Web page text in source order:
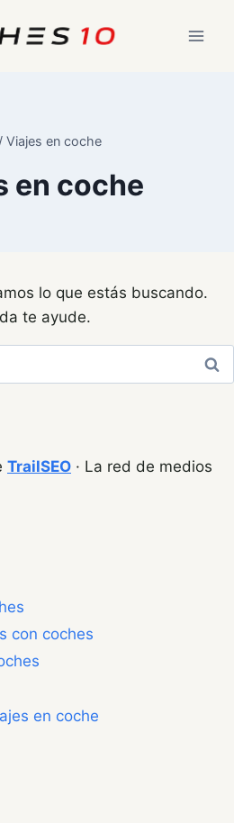
/ Viajes en coche
en coche
lo que estás buscando.
te ayude.
TrailSEO · La red de medios
con coches
en coche